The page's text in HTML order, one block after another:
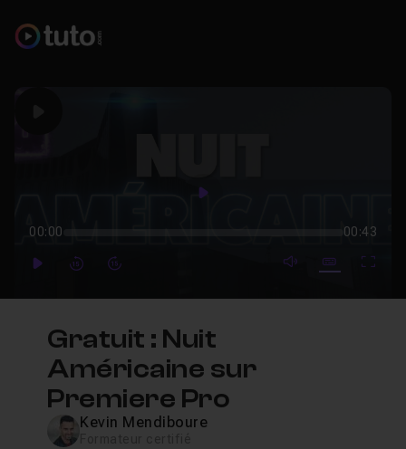
Play
00:00 00:43
PlayForwardForward mute video
Subtitles
Gratuit : Nuit
Américaine sur
Premiere Pro
Kevin Mendiboure